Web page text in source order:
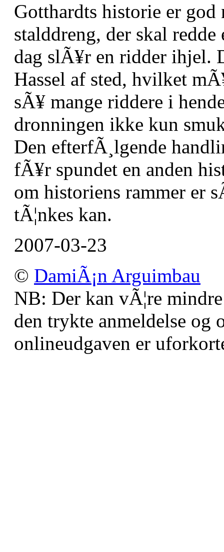
Gotthardts historie er
stalddreng, der skal
dag slÃ¥r en ridder ihjel.
Hassel af sted, hvilket
sÃ¥ mange riddere i
dronningen ikke kun
Den efterfÃ¸lgende
fÃ¥r spundet en anden
om historiens rammer er
tÃ¦nkes kan.
2007-03-23
© DamiÃ¡n Arguimbau
NB: Der kan vÃ¦re
den trykte anmeldelse og
onlineudgaven er